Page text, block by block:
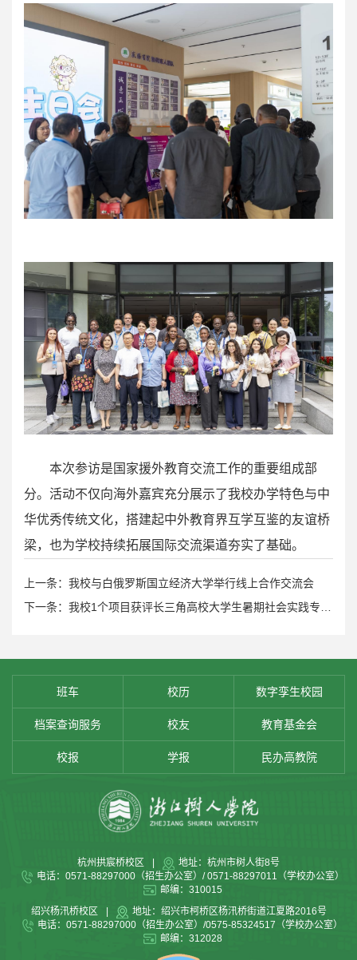
本次参访是国家援外教育交流工作的重要组成部
分。活动不仅向海外嘉宾充分展示了我校办学特色与中
华优秀传统文化，搭建起中外教育界互学互鉴的友谊桥
梁，也为学校持续拓展国际交流渠道夯实了基础。
上一条：我校与白俄罗斯国立经济大学举行线上合作交流会
班车 校历 数字孪生校园
档案查询服务 校友 教育基金会
校报 学报 民办高教院
杭州拱宸桥校区
地址：杭州市树人街8号
电话：0571-88297000（招生办公室）/ 0571-88297011（学校办公室）
邮编：310015
绍兴杨汛桥校区
地址：绍兴市柯桥区杨汛桥街道江夏路2016号
电话：0571-88297000（招生办公室）/0575-85324517（学校办公室）
邮编：312028